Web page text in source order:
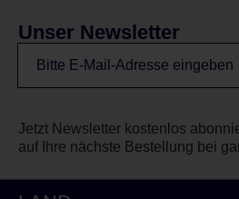
Unser Newsletter
Jetzt Newsletter kostenlos
auf Ihre nächste Bestellung bei